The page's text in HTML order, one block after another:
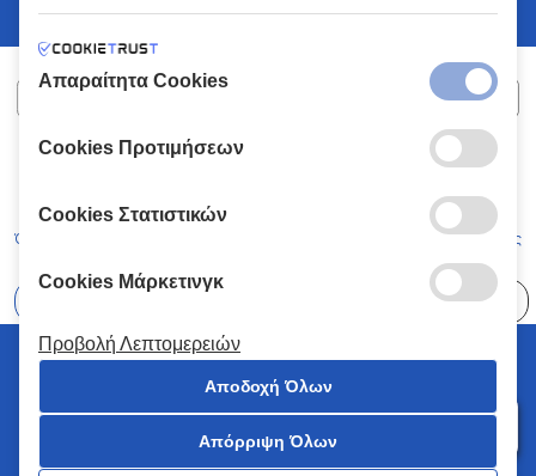
ΧΑΛΚΙΑΔΑΚΗΣ Α.Ε.
Όροι και Προϋποθέσεις Κώδικας Δεοντολογίας
© 2026 Χαλκιαδάκης all rights reserved
Απαραίτητα Cookies
Cookies Προτιμήσεων
Cookies Στατιστικών
Cookies Μάρκετινγκ
Προβολή Λεπτομερειών
Αποδοχή Όλων
Απόρριψη Όλων